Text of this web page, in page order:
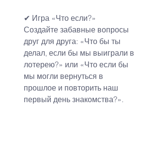
✔ Игра «Что если?»
Создайте забавные вопросы
друг для друга: «Что бы ты
делал, если бы мы выиграли в
лотерею?» или «Что если бы
мы могли вернуться в
прошлое и повторить наш
первый день знакомства?».